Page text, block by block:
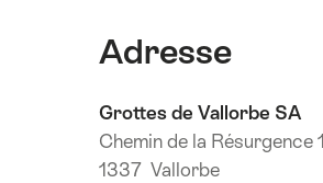
Adresse
Grottes de Vallorbe SA
Chemin de la Résurgence 1
1337 Vallorbe